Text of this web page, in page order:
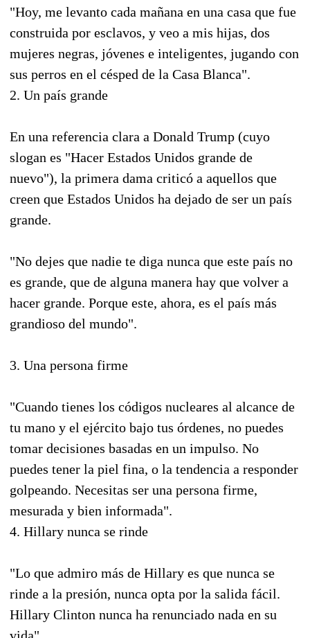
"Hoy, me levanto cada mañana en una casa que fue
construida por esclavos, y veo a mis hijas, dos
mujeres negras, jóvenes e inteligentes, jugando con
sus perros en el césped de la Casa Blanca".
2. Un país grande
En una referencia clara a Donald Trump (cuyo
slogan es "Hacer Estados Unidos grande de
nuevo"), la primera dama criticó a aquellos que
creen que Estados Unidos ha dejado de ser un país
grande.
"No dejes que nadie te diga nunca que este país no
es grande, que de alguna manera hay que volver a
hacer grande. Porque este, ahora, es el país más
grandioso del mundo".
3. Una persona firme
"Cuando tienes los códigos nucleares al alcance de
tu mano y el ejército bajo tus órdenes, no puedes
tomar decisiones basadas en un impulso. No
puedes tener la piel fina, o la tendencia a responder
golpeando. Necesitas ser una persona firme,
mesurada y bien informada".
4. Hillary nunca se rinde
"Lo que admiro más de Hillary es que nunca se
rinde a la presión, nunca opta por la salida fácil.
Hillary Clinton nunca ha renunciado nada en su